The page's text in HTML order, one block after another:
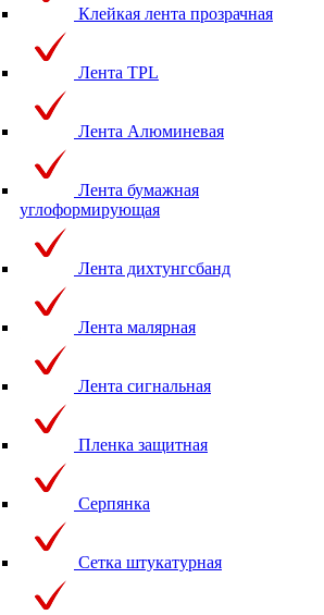
Клейкая лента прозрачная
Лента TPL
Лента Алюминевая
Лента бумажная
углоформирующая
Лента дихтунгсбанд
Лента малярная
Лента сигнальная
Пленка защитная
Серпянка
Сетка штукатурная